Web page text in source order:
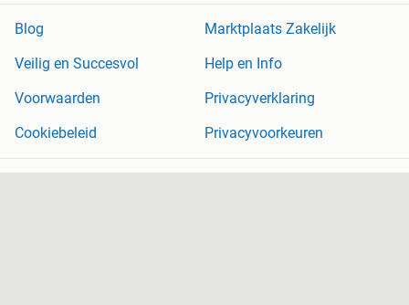
Blog
Marktplaats Zakelijk
Veilig en Succesvol
Help en Info
Voorwaarden
Privacyverklaring
Cookiebeleid
Privacyvoorkeuren